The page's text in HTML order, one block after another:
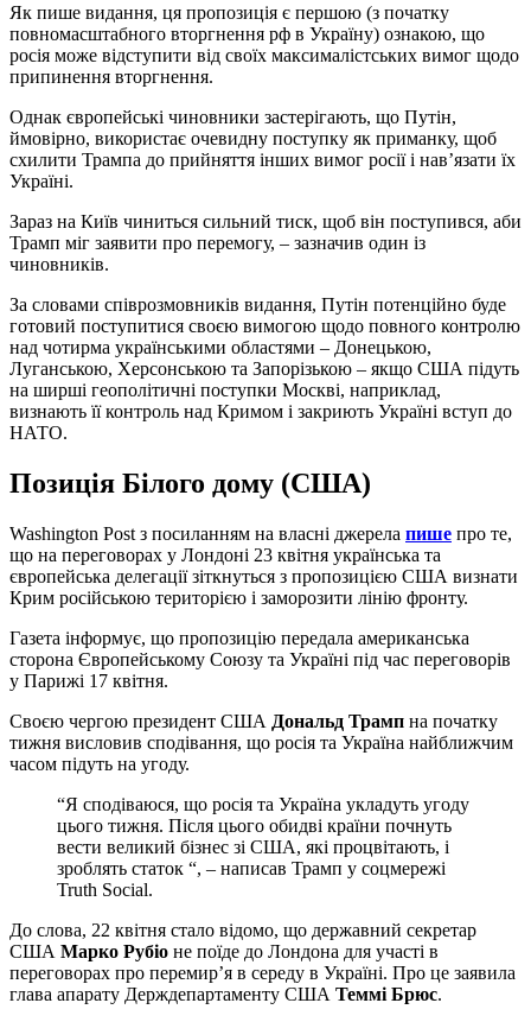
Як пише видання, ця пропозиція є першою (з початку
повномасштабного вторгнення рф в Україну) ознакою, що
росія може відступити від своїх максималістських вимог щодо
припинення вторгнення.
Однак європейські чиновники застерігають, що Путін,
ймовірно, використає очевидну поступку як приманку, щоб
схилити Трампа до прийняття інших вимог росії і нав’язати їх
Україні.
Зараз на Київ чиниться сильний тиск, щоб він поступився, аби
Трамп міг заявити про перемогу, – зазначив один із
чиновників.
За словами співрозмовників видання, Путін потенційно буде
готовий поступитися своєю вимогою щодо повного контролю
над чотирма українськими областями – Донецькою,
Луганською, Херсонською та Запорізькою – якщо США підуть
на ширші геополітичні поступки Москві, наприклад,
визнають її контроль над Кримом і закриють Україні вступ до
НАТО.
Позиція Білого дому (США)
Washington Post з посиланням на власні джерела пише про те,
що на переговорах у Лондоні 23 квітня українська та
європейська делегації зіткнуться з пропозицією США визнати
Крим російською територією і заморозити лінію фронту.
Газета інформує, що пропозицію передала американська
сторона Європейському Союзу та Україні під час переговорів
у Парижі 17 квітня.
Своєю чергою президент США Дональд Трамп на початку
тижня висловив сподівання, що росія та Україна найближчим
часом підуть на угоду.
“Я сподіваюся, що росія та Україна укладуть угоду
цього тижня. Після цього обидві країни почнуть
вести великий бізнес зі США, які процвітають, і
зроблять статок “, – написав Трамп у соцмережі
Truth Social.
До слова, 22 квітня стало відомо, що державний секретар
США Марко Рубіо не поїде до Лондона для участі в
переговорах про перемир’я в середу в Україні. Про це заявила
глава апарату Держдепартаменту США Теммі Брюс.